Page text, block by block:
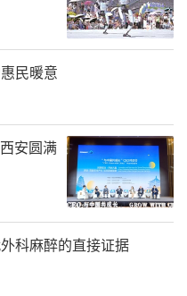
，千赞万赞不如群
建局将牢固树立宗
意识，以真正“解决
出发点与落脚点，
生问题，为群众解
实增强群众的获得
飞）
民暖意
安圆满
科麻醉的直接证据